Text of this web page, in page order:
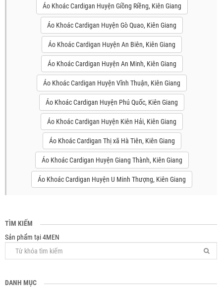
Áo Khoác Cardigan Huyện Giồng Riềng, Kiên Giang
Áo Khoác Cardigan Huyện Gò Quao, Kiên Giang
Áo Khoác Cardigan Huyện An Biên, Kiên Giang
Áo Khoác Cardigan Huyện An Minh, Kiên Giang
Áo Khoác Cardigan Huyện Vĩnh Thuận, Kiên Giang
Áo Khoác Cardigan Huyện Phú Quốc, Kiên Giang
Áo Khoác Cardigan Huyện Kiên Hải, Kiên Giang
Áo Khoác Cardigan Thị xã Hà Tiên, Kiên Giang
Áo Khoác Cardigan Huyện Giang Thành, Kiên Giang
Áo Khoác Cardigan Huyện U Minh Thượng, Kiên Giang
TÌM KIẾM
Sản phẩm tại 4MEN
DANH MỤC